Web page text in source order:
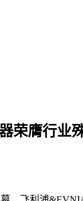
荣膺行业